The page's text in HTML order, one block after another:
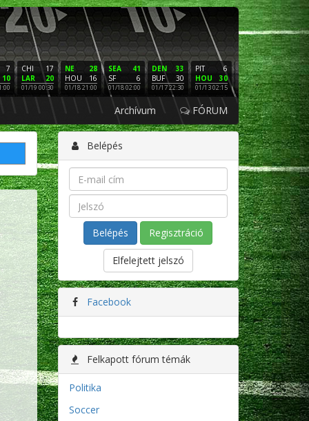
7
10
17
CHI
20
LAR
01/19 00:30
28
NE
16
HOU
01/18 21:00
41
SEA
6
SF
01/18 02:00
33
DEN
30
BUF
01/17 22:30
6
PIT
30
HOU
01/13 02:15
16
NE
3
LAC
01/12 02:00
PHI
SF
01/11
Archívum FÓRUM
Belépés
Regisztráció
Elfelejtett jelszó
Facebook
Felkapott fórum témák
Politika
Soccer